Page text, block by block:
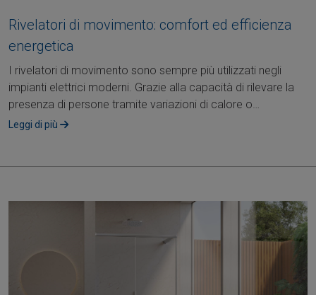
Rivelatori di movimento: comfort ed efficienza
energetica
I rivelatori di movimento sono sempre più utilizzati negli
impianti elettrici moderni. Grazie alla capacità di rilevare la
presenza di persone tramite variazioni di calore o
movimento, questi....
Leggi di più